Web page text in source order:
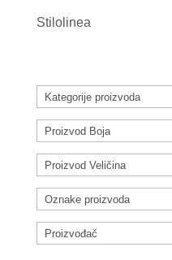
Stilolinea